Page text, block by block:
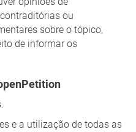
ou
sobre o tópico,
de informar os
e a utilização de todas as